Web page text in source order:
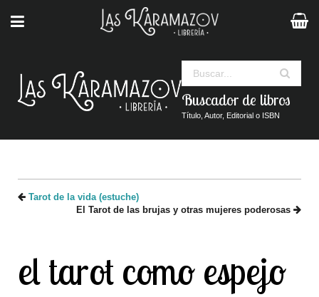
Buscador de libros
Título, Autor, Editorial o ISBN
Tarot de la vida (estuche)
El Tarot de las brujas y otras mujeres poderosas
el tarot como espejo